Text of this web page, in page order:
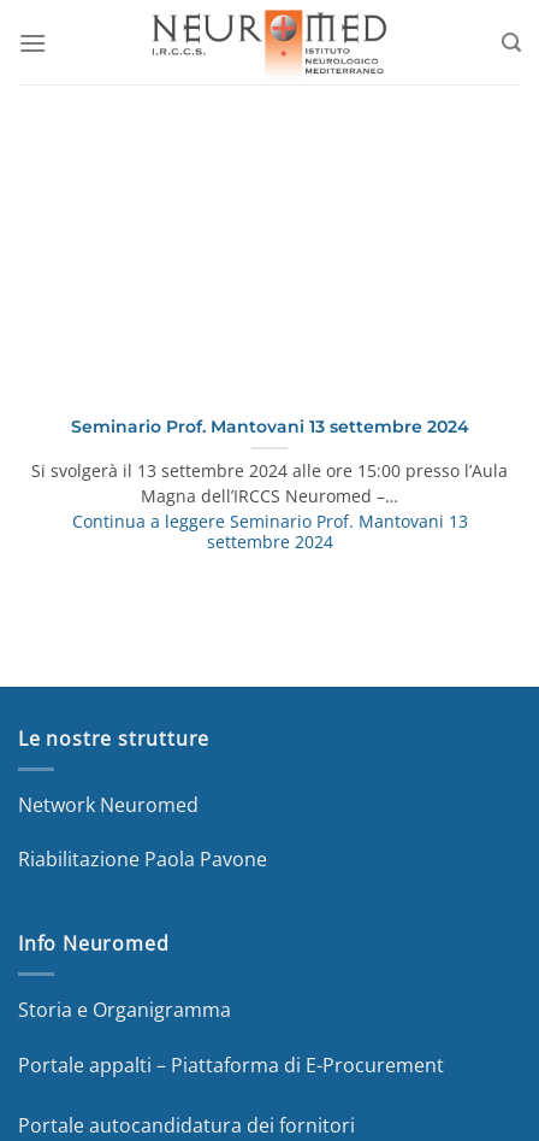
Seminario Prof. Mantovani 13 settembre 2024
Si svolgerà il 13 settembre 2024 alle ore 15:00 presso l’Aula
Magna dell’IRCCS Neuromed –…
Continua a leggereSeminario Prof. Mantovani 13
settembre 2024
Le nostre strutture
Network Neuromed
Riabilitazione Paola Pavone
Info Neuromed
Storia e Organigramma
Portale appalti – Piattaforma di E-Procurement
Portale autocandidatura dei fornitori